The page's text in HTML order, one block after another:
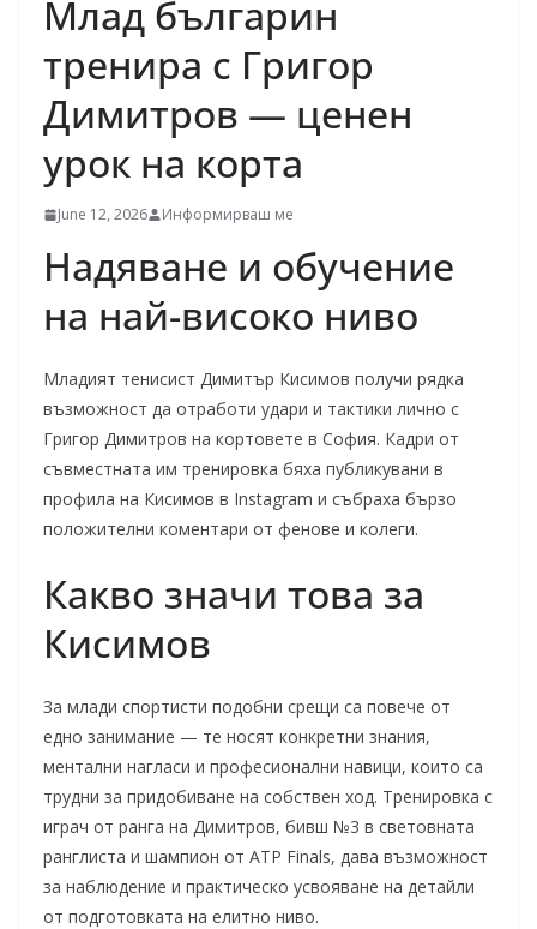
Млад българин
тренира с Григор
Димитров — ценен
урок на корта
June 12, 2026 Информирваш ме
Надяване и обучение
на най-високо ниво
Младият тенисист Димитър Кисимов получи рядка
възможност да отработи удари и тактики лично с
Григор Димитров на кортовете в София. Кадри от
съвместната им тренировка бяха публикувани в
профила на Кисимов в Instagram и събраха бързо
положителни коментари от фенове и колеги.
Какво значи това за
Кисимов
За млади спортисти подобни срещи са повече от
едно занимание — те носят конкретни знания,
ментални нагласи и професионални навици, които са
трудни за придобиване на собствен ход. Тренировка с
играч от ранга на Димитров, бивш №3 в световната
ранглиста и шампион от ATP Finals, дава възможност
за наблюдение и практическо усвояване на детайли
от подготовката на елитно ниво.